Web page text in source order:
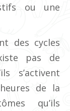
ou une
des cycles
pas de
s’activent
de la
qu’ils